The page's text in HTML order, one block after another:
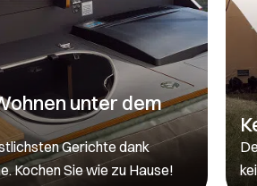
unter dem
Gerichte dank
Kochen Sie wie zu Hause!